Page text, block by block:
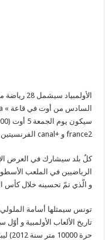
france2 و +canal الفرنسيتين .
كلٌ بلد سيشارك في العرض
الرياضيين في الملعب
و الّذي تمّ تحسينه خلال كأس
تونس سيمثلها أسامة الملولي
حرة